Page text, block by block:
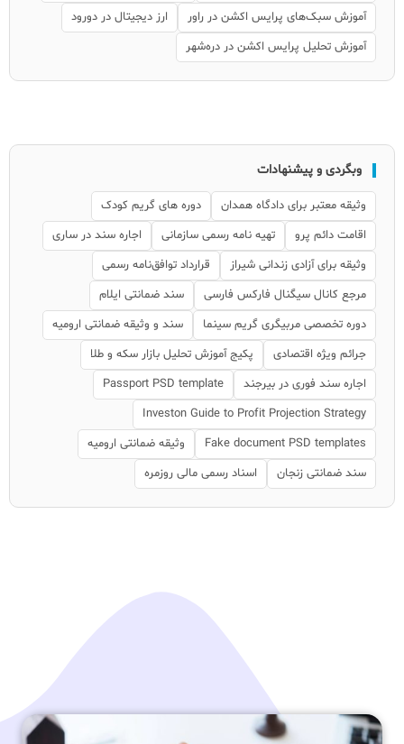
آموزش سبک‌های پرایس اکشن در راور
ارز دیجیتال در دورود
آموزش تحلیل پرایس اکشن در دره‌شهر
وبگردی و پیشنهادات
وثیقه معتبر برای دادگاه همدان
دوره های گریم کودک
اقامت دائم پرو
تهیه نامه رسمی سازمانی
اجاره سند در ساری
وثیقه برای آزادی زندانی شیراز
قرارداد توافق‌نامه رسمی
مرجع کانال سیگنال فارکس فارسی
سند ضمانتی ایلام
دوره تخصصی مربیگری گریم سینما
سند و وثیقه ضمانتی ارومیه
جرائم ویژه اقتصادی
پکیج آموزش تحلیل بازار سکه و طلا
اجاره سند فوری در بیرجند
Passport PSD template
Investon Guide to Profit Projection Strategy
Fake document PSD templates
وثیقه ضمانتی ارومیه
سند ضمانتی زنجان
اسناد رسمی مالی روزمره